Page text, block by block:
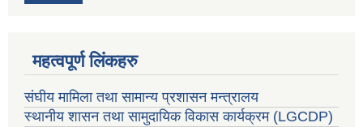
महत्वपूर्ण लिंकहरु
संघीय मामिला तथा सामान्य प्रशासन मन्त्रालय
स्थानीय शासन तथा सामुदायिक विकास कार्यक्रम (LGCDP)